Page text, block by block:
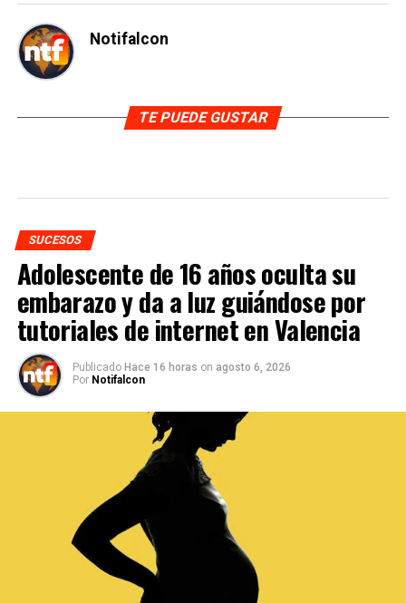
Notifalcon
TE PUEDE GUSTAR
SUCESOS
Adolescente de 16 años oculta su
embarazo y da a luz guiándose por
tutoriales de internet en Valencia
Publicado Hace 16 horas on agosto 6, 2026
Por Notifalcon